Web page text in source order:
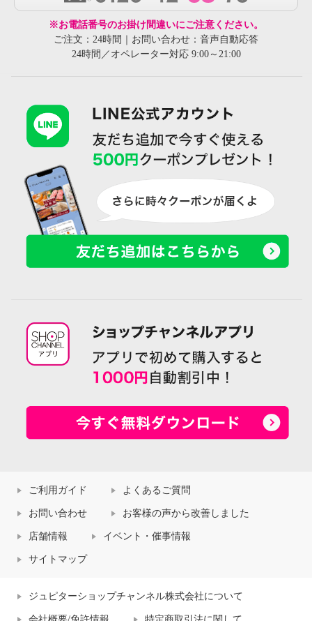
※お電話番号のお掛け間違いにご注意ください。
ご注文：24時間｜お問い合わせ：音声自動応答
24時間／オペレーター対応 9:00～21:00
ご利用ガイド よくあるご質問
お問い合わせ お客様の声から改善しました
店舗情報 イベント・催事情報
サイトマップ
ジュピターショップチャンネル株式会社について